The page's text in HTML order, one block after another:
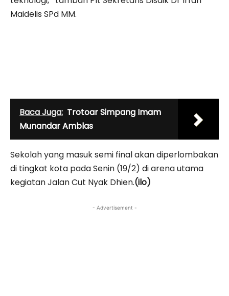
Maidelis SPd MM.
Baca Juga: Trotoar Simpang Imam
Munandar Amblas
Sekolah yang masuk semi final akan diperlombakan
di tingkat kota pada Senin (19/2) di arena utama
kegiatan Jalan Cut Nyak Dhien.(ilo)
- Advertisement -